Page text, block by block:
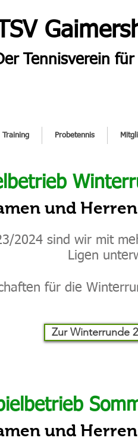
TSV
Tennisverein
Training Probetennis
und
2024 sind wir mit
Ligen
für die
Zur Winterrunde
und